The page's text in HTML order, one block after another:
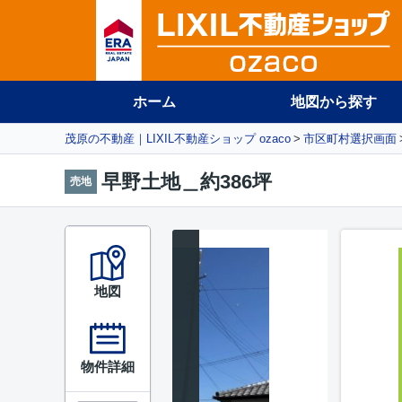
ホーム 地図から探す
茂原の不動産｜LIXIL不動産ショップ ozaco 市区町村選択画面
売地 早野土地＿約386坪
地図
物件詳細